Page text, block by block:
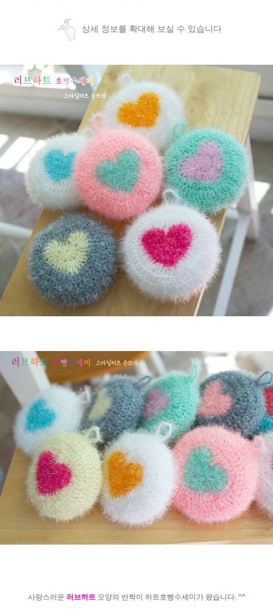
상세 정보를 확대해 보실 수 있습니다
사랑스러운 러브하트 모양의 반짝이 하트호빵수세미가 왔습니다. ^^